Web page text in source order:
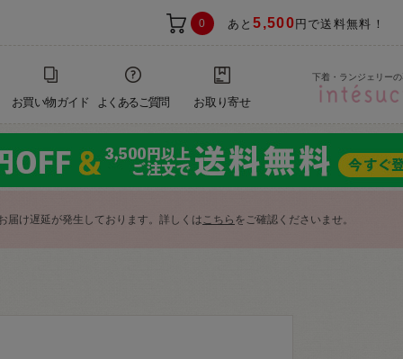
0 あと5,500 円で送料無料！
お買い物ガイド よくあるご質問 お取り寄せ
下着・ランジェリー
届け遅延が発生しております。詳しくはこちら をご確認くださいませ。